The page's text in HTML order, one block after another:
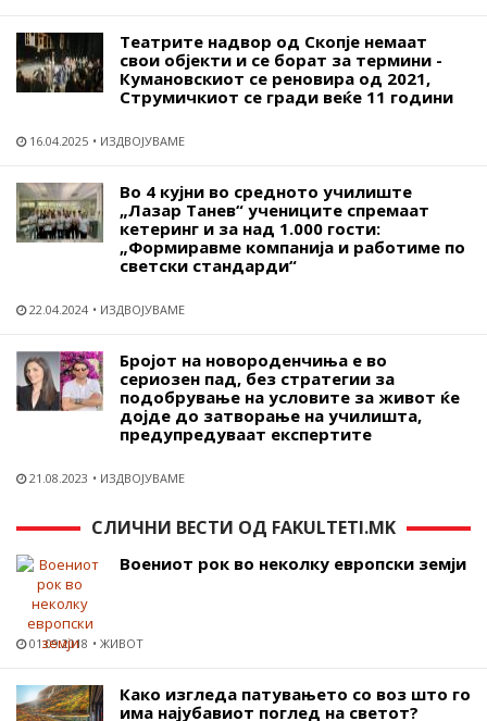
Театрите надвор од Скопје немаат
свои објекти и се борат за термини -
Кумановскиот се реновира од 2021,
Струмичкиот се гради веќе 11 години
16.04.2025 ИЗДВОЈУВАМЕ
Во 4 кујни во средното училиште
„Лазар Танев“ учениците спремаат
кетеринг и за над 1.000 гости:
„Формиравме компанија и работиме по
светски стандарди“
22.04.2024 ИЗДВОЈУВАМЕ
Бројот на новороденчиња е во
сериозен пад, без стратегии за
подобрување на условите за живот ќе
дојде до затворање на училишта,
предупредуваат експертите
21.08.2023 ИЗДВОЈУВАМЕ
СЛИЧНИ ВЕСТИ ОД FAKULTETI.MK
Воениот рок во неколку европски земји
01.09.2018 ЖИВОТ
Како изгледа патувањето со воз што го
има најубавиот поглед на светот?